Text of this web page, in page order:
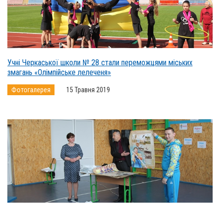
Учні Черкаської школи № 28 стали переможцями міських
змагань «Олімпійське лелеченя»
Фотогалерея 15 Травня 2019